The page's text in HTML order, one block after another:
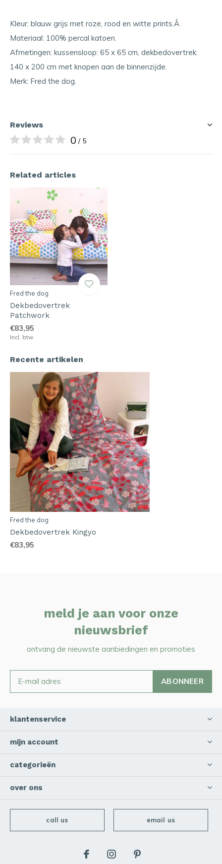
Kleur: blauw grijs met roze, rood en witte prints.Â
Materiaal: 100% percal katoen.
Afmetingen: kussensloop: 65 x 65 cm, dekbedovertrek:
140 x 200 cm met knopen aan de binnenzijde.
Merk: Fred the dog.
Reviews
0 / 5
Related articles
Fred the dog
Dekbedovertrek
Patchwork
€83,95
Incl. btw
Recente artikelen
Fred the dog
Dekbedovertrek Kingyo
€83,95
meld je aan voor onze
nieuwsbrief
ontvang de nieuwste aanbiedingen en promoties
ABONNEER
klantenservice
mijn account
categorieën
over ons
call us email us